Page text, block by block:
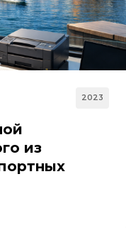
2023
из